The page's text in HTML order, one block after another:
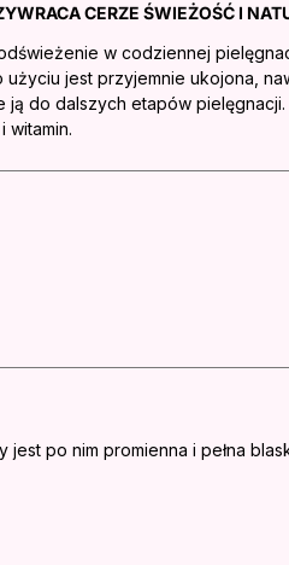
CERZE ŚWIEŻOŚĆ I
w codziennej
jest przyjemnie ukojona,
do dalszych etapów pielęgnacji.
witamin.
po nim promienna i pełna